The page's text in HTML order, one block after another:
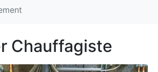
Chauffagiste